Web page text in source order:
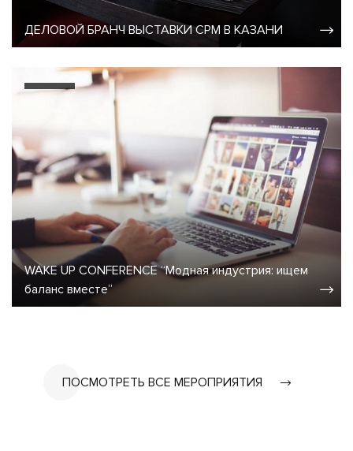
ДЕЛОВОЙ БРАНЧ ВЫСТАВКИ CPM В КАЗАНИ
WAKE UP CONFERENCE “Модная индустрия: ищем
баланс вместе”
ПОСМОТРЕТЬ ВСЕ МЕРОПРИЯТИЯ